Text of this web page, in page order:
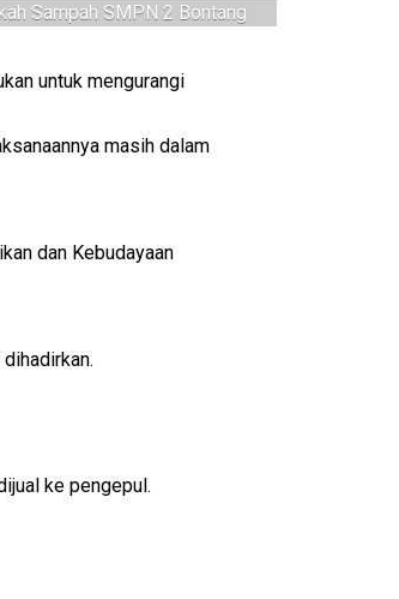
Sampah SMPN 2 Bontang
untuk mengurangi
masih dalam
dan Kebudayaan
ke pengepul.